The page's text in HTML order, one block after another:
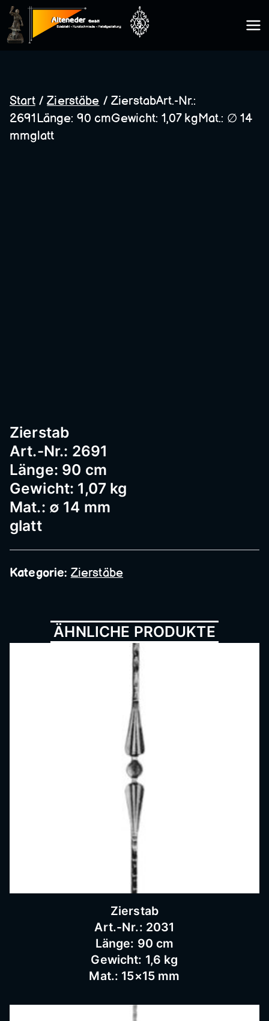
Zum
Inhalt
springen
chmie
de
bau,
Schmi
hle,
Schmi
ederar
Start/Zierstäbe / ZierstabArt.-Nr.:
2691Länge: 90 cmGewicht: 1,07 kgMat.: ∅ 14
mmglatt
Zierstab
Art.-Nr.: 2691
Länge: 90 cm
Gewicht: 1,07 kg
Mat.: ∅ 14 mm
glatt
Kategorie: Zierstäbe
ÄHNLICHE PRODUKTE
Zierstab
Art.-Nr.: 2031
Länge: 90 cm
Gewicht: 1,6 kg
Mat.: 15×15 mm